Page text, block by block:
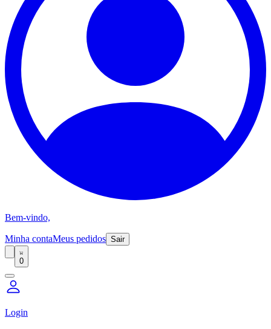
Bem-vindo,
Minha contaMeus pedidos Sair
0
Login